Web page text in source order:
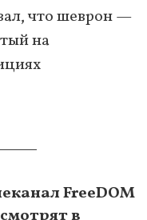
что шеврон —
на
FreeDOM